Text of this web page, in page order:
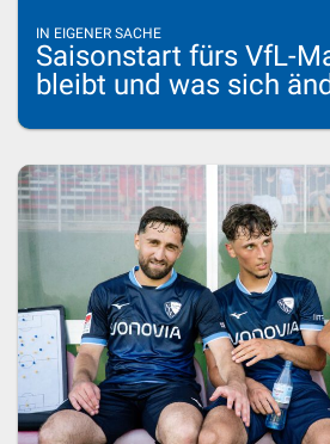
IN EIGENER SACHE
Saisonstart fürs VfL-
bleibt und was sich